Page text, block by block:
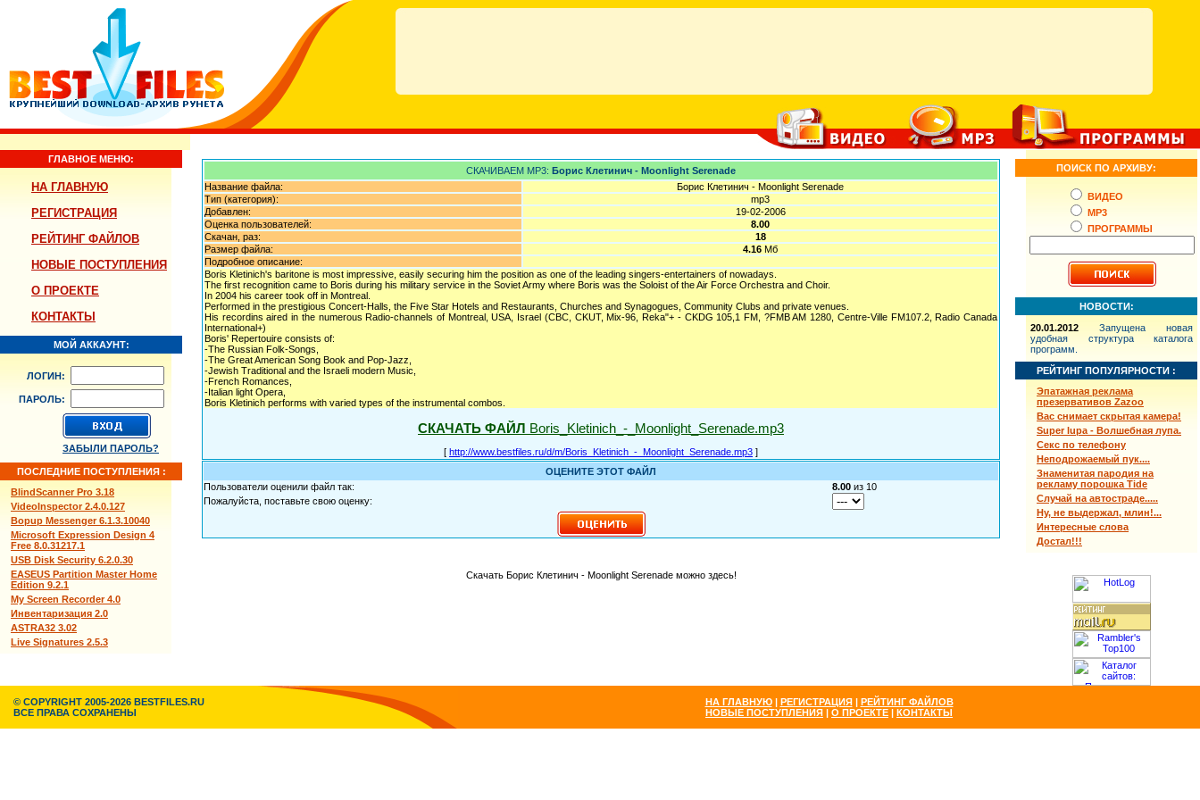
ГЛАВНОЕ МЕНЮ:
НА ГЛАВНУЮ
РЕГИСТРАЦИЯ
РЕЙТИНГ ФАЙЛОВ
НОВЫЕ ПОСТУПЛЕНИЯ
О ПРОЕКТЕ
КОНТАКТЫ
МОЙ АККАУНТ:
ЛОГИН:
ПАРОЛЬ:
ЗАБЫЛИ ПАРОЛЬ?
ПОСЛЕДНИЕ ПОСТУПЛЕНИЯ :
BlindScanner Pro 3.18
VideoInspector 2.4.0.127
Bopup Messenger 6.1.3.10040
Microsoft Expression Design 4
Free 8.0.31217.1
USB Disk Security 6.2.0.30
EASEUS Partition Master Home
Edition 9.2.1
My Screen Recorder 4.0
Инвентаризация 2.0
ASTRA32 3.02
Live Signatures 2.5.3
СКАЧИВАЕМ MP3: Борис Клетинич - Moonlight Serenade
Название файла:
Борис Клетинич - Moonlight Serenade
Тип (категория):
mp3
Добавлен:
19-02-2006
Оценка пользователей:
8.00
Скачан, раз:
18
Размер файла:
4.16 Мб
Подробное описание:
Boris Kletinich's baritone is most impressive, easily securing him the position as one of the leading singers-entertainers of nowadays.
The first recognition came to Boris during his military service in the Soviet Army where Boris was the Soloist of the Air Force Orchestra and Choir.
In 2004 his career took off in Montreal.
Performed in the prestigious Concert-Halls, the Five Star Hotels and Restaurants, Churches and Synagogues, Community Clubs and private venues.
His recordins aired in the numerous Radio-channels of Montreal, USA, Israel (CBC, CKUT, Mix-96, Reka"+ - CKDG 105,1 FM, ?FMB AM 1280, Centre-Ville FM107.2, Radio Canada
International+)
Boris' Repertouire consists of:
-The Russian Folk-Songs,
-The Great American Song Book and Pop-Jazz,
-Jewish Traditional and the Israeli modern Music,
-French Romances,
-Italian light Opera,
Boris Kletinich performs with varied types of the instrumental combos.
СКАЧАТЬ ФАЙЛ Boris_Kletinich_-_Moonlight_Serenade.mp3
[ http://www.bestfiles.ru/d/m/Boris_Kletinich_-_Moonlight_Serenade.mp3 ]
ОЦЕНИТЕ ЭТОТ ФАЙЛ
Пользователи оценили файл так:
8.00 из 10
Пожалуйста, поставьте свою оценку:
Скачать Борис Клетинич - Moonlight Serenade можно здесь!
ПОИСК ПО АРХИВУ:
ВИДЕО
MP3
ПРОГРАММЫ
НОВОСТИ:
20.01.2012
Запущена новая
удобная структура каталога
программ.
РЕЙТИНГ ПОПУЛЯРНОСТИ :
Эпатажная реклама
презервативов Zazoo
Вас снимает скрытая камера!
Super lupa - Волшебная лупа.
Секс по телефону
Неподрожаемый пук....
Знаменитая пародия на
рекламу порошка Tide
Случай на автостраде.....
Ну, не выдержал, млин!...
Интересные слова
Достал!!!
© COPYRIGHT 2005-2026 BESTFILES.RU
ВСЕ ПРАВА СОХРАНЕНЫ
НА ГЛАВНУЮ | РЕГИСТРАЦИЯ | РЕЙТИНГ ФАЙЛОВ
НОВЫЕ ПОСТУПЛЕНИЯ | О ПРОЕКТЕ | КОНТАКТЫ